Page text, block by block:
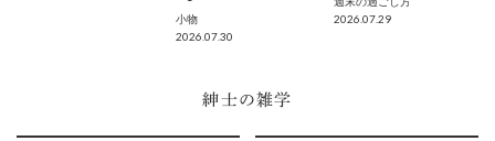
小物
2026.07.30
2026.07.29
紳士の雑学